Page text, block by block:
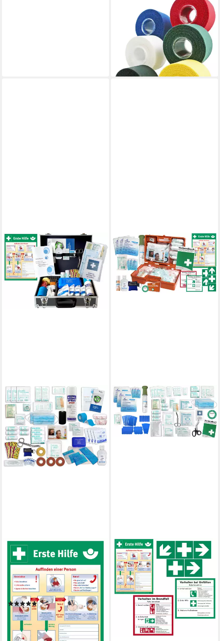
Erste-Hilfe-Set S1 PLUS
Erste-Hilfe-Set nach DIN
13157 + Sport-Ausstattung
29,90 €
UVP 39,90 €
lieferbar - in 2-3 Werktagen bei dir
WM-TEAMSPORT
Erste-Hilfe-Koffer Sport-
Betreuerkoffer zur
Behandlung von Sport-
Verletzungen + Aushang
(2)
79,25 € UVP100,25 €
lieferbar - in 2-3 Werktagen bei dir
WM-TEAMSPORT
Erste-Hilfe-Koffer Erste-Hilfe-
Koffer GASTRO M5
Komplettpaket für Betriebe
NEUE DIN 13157
59,90 € UVP99,95 €
lieferbar - in 2-3 Werktagen bei dir